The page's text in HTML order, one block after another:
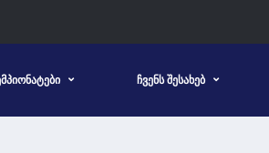
ᲩᲕᲔᲜᲡ ᲨᲔᲡᲐᲮᲔᲑ